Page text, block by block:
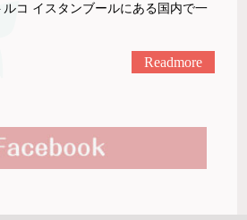
コ イスタンブールにある国内で一
Readmore